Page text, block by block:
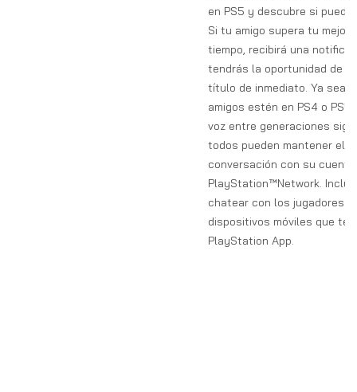
en PS5 y descubre si
Si tu amigo supera tu mejor
tiempo, recibirá una
tendrás la oportunidad de
título de inmediato. Ya sea
amigos estén en PS4 o
voz entre generaciones
todos pueden mantener el
conversación con su
PlayStation™Network.
chatear con los jugadores
dispositivos móviles que
PlayStation App.